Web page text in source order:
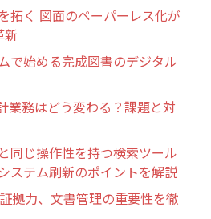
拓く 図面のペーパーレス化が
新
で始める完成図書のデジタル
業務はどう変わる？課題と対
同じ操作性を持つ検索ツール
ステム刷新のポイントを解説
拠力、文書管理の重要性を徹